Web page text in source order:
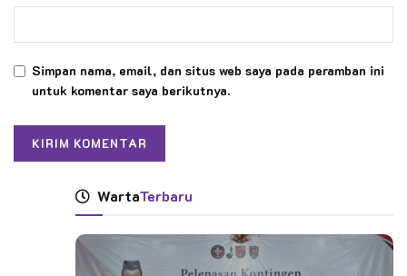
Simpan nama, email, dan situs web saya pada peramban ini
untuk komentar saya berikutnya.
WartaTerbaru